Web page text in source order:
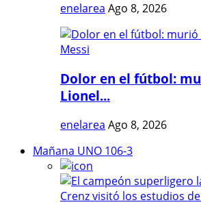
enelarea Ago 8, 2026
Dolor en el fútbol:
Lionel...
enelarea Ago 8, 2026
Mañana UNO 106-3